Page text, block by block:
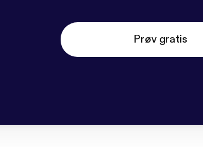
Prøv gratis